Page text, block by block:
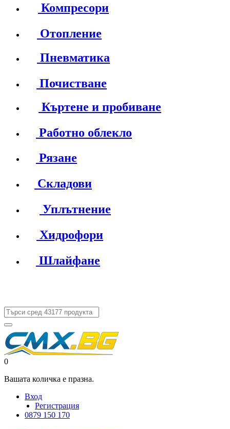
Компресори
Отопление
Пневматика
Почистване
Къртене и пробиване
Работно облекло
Рязане
Складови
Уплътнение
Хидрофори
Шлайфане
0
Вашата количка е празна.
Вход
Регистрация
0879 150 170